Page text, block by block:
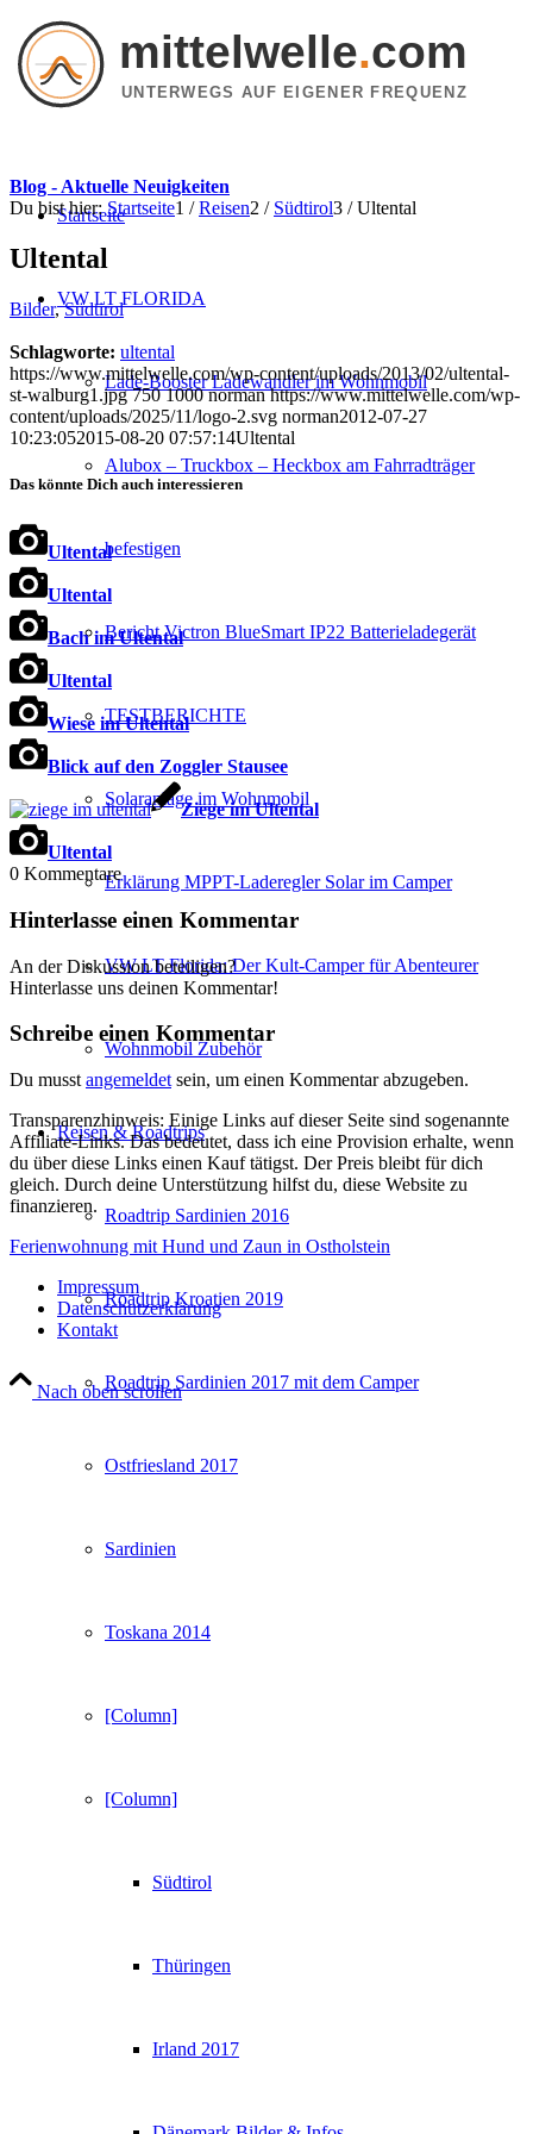
mittelwelle.com
UNTERWEGS AUF EIGENER FREQUENZ
Startseite
VW LT FLORIDA
Lade-Booster Ladewandler im Wohnmobil
Alubox – Truckbox – Heckbox am Fahrradträger
befestigen
Bericht Victron BlueSmart IP22 Batterieladegerät
TESTBERICHTE
Solaranlage im Wohnmobil
Erklärung MPPT-Laderegler Solar im Camper
VW LT Florida: Der Kult-Camper für Abenteurer
Wohnmobil Zubehör
Reisen & Roadtrips
Roadtrip Sardinien 2016
Roadtrip Kroatien 2019
Roadtrip Sardinien 2017 mit dem Camper
Ostfriesland 2017
Sardinien
Toskana 2014
[Column]
[Column]
Südtirol
Thüringen
Irland 2017
Blog - Aktuelle Neuigkeiten
Du bist hier: Startseite1 / Reisen2 / Südtirol3 / Ultental
Ultental
Bilder,Südtirol
Schlagworte: ultental
https://www.mittelwelle.com/wp-content/uploads/2013/02/ultental-
st-walburg1.jpg 750 1000 norman https://www.mittelwelle.com/wp-
content/uploads/2025/11/logo-2.svg norman2012-07-27
10:23:052015-08-20 07:57:14Ultental
Das könnte Dich auch interessieren
Ultental
Ultental
Bach im Ultental
Ultental
Wiese im Ultental
Blick auf den Zoggler Stausee
Ziege im Ultental
Ultental
0 Kommentare
Hinterlasse einen Kommentar
An der Diskussion beteiligen?
Hinterlasse uns deinen Kommentar!
Schreibe einen Kommentar
Du musst angemeldet sein, um einen Kommentar abzugeben.
Transparenzhinweis: Einige Links auf dieser Seite sind sogenannte
Affiliate-Links. Das bedeutet, dass ich eine Provision erhalte, wenn
du über diese Links einen Kauf tätigst. Der Preis bleibt für dich
gleich. Durch deine Unterstützung hilfst du, diese Website zu
finanzieren.
Ferienwohnung mit Hund und Zaun in Ostholstein
Impressum
Datenschutzerklärung
Kontakt
Nach oben scrollen